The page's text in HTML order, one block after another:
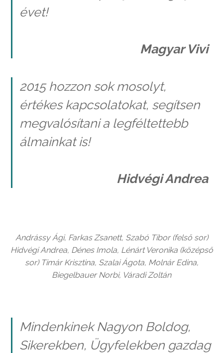
évet!
Magyar Vivi
2015 hozzon sok mosolyt,
értékes kapcsolatokat, segítsen
megvalósítani a legféltettebb
álmainkat is!
Hidvégi Andrea
Andrássy Ági, Farkas Zsanett, Szabó Tibor (felső sor)
Hidvégi Andrea, Dénes Imola, Lénárt Veronika (középső
sor) Timár Krisztina, Szalai Ágota, Molnár Edina,
Biegelbauer Norbi, Váradi Zoltán
Mindenkinek Nagyon Boldog,
Sikerekben, Ügyfelekben gazdag